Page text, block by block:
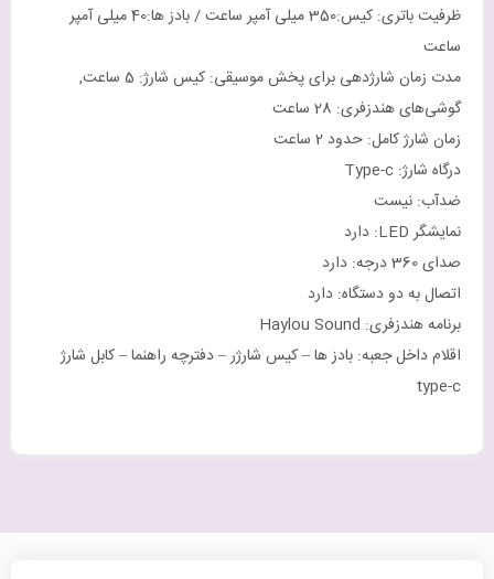
ظرفیت باتری: کیس:350 میلی آمپر ساعت / بادز ها:40 میلی آمپر
ساعت
مدت زمان شارژدهی برای پخش موسیقی: کیس شارژ: 5 ساعت,
گوشی‌های هندزفری: 28 ساعت
زمان شارژ کامل: حدود 2 ساعت
درگاه شارژ: Type-c
ضدآب: نیست
نمایشگر LED: دارد
صدای 360 درجه: دارد
اتصال به دو دستگاه: دارد
برنامه هندزفری: Haylou Sound
اقلام داخل جعبه: بادز ها – کیس شارژر – دفترچه راهنما – کابل شارژ
type-c